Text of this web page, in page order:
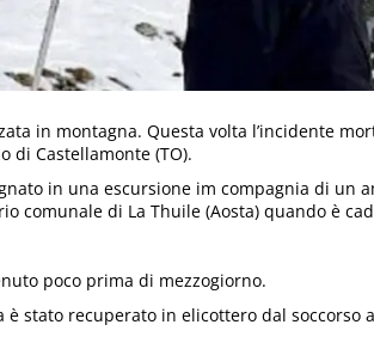
in montagna. Questa volta l’incidente
di Castellamonte (TO).
in una escursione im compagnia di un
comunale di La Thuile (Aosta) quando è
poco prima di mezzogiorno.
è stato recuperato in elicottero dal soccorso